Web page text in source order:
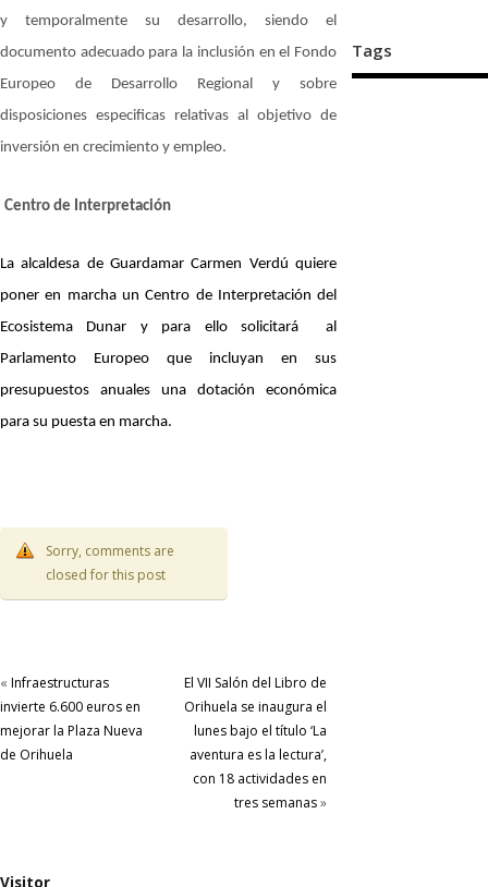
y temporalmente su desarrollo, siendo el
documento adecuado para la inclusión en el Fondo
Europeo de Desarrollo Regional y sobre
disposiciones especificas relativas al objetivo de
inversión en crecimiento y empleo.
Centro de Interpretación
La alcaldesa de Guardamar Carmen Verdú quiere
poner en marcha un Centro de Interpretación del
Ecosistema Dunar y para ello solicitará al
Parlamento Europeo que incluyan en sus
presupuestos anuales una dotación económica
para su puesta en marcha.
Sorry, comments are
closed for this post
« Infraestructuras
invierte 6.600 euros en
mejorar la Plaza Nueva
de Orihuela
El VII Salón del Libro de
Orihuela se inaugura el
lunes bajo el título ‘La
aventura es la lectura’,
con 18 actividades en
tres semanas»
Tags
Visitor